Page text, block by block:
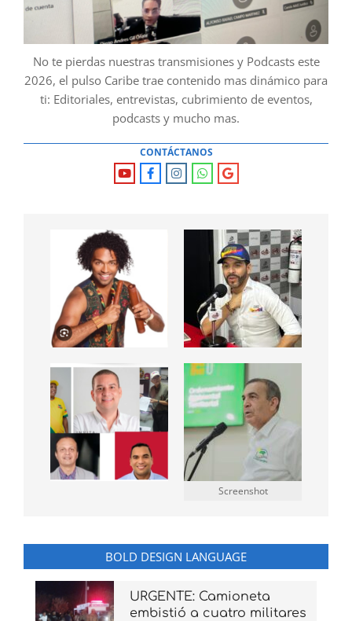
No te pierdas nuestras transmisiones y Podcasts este
2026, el pulso Caribe trae contenido mas dinámico para
ti: Editoriales, entrevistas, cubrimiento de eventos,
podcasts y mucho mas.
CONTÁCTANOS
Screenshot
BOLD DESIGN LANGUAGE
URGENTE: Camioneta
embistió a cuatro militares